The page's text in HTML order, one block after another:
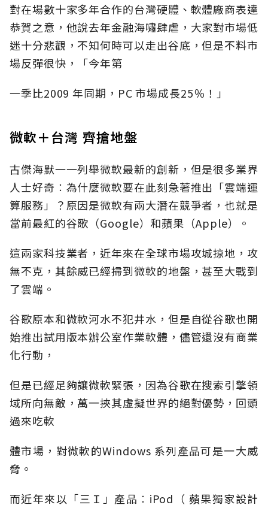
對在場數十家多年合作的台灣硬體、軟體廠商表達
恭賀之意，他說去年金融海嘯肆虐，大家對市場低
迷十分悲觀，不知何時可以走出谷底，但是不料市
場反彈很快，「今年第
一季比2009 年同期，PC 市場成長25％！」
微軟＋台灣 齊搶地盤
古傑海默一一列舉微軟最新的創新，但是很多業界
人士好奇︰為什麼微軟要在此刻急著推出「雲端運
算服務」？原因是微軟有兩大潛在競爭者，也就是
當前最紅的谷歌（Google）和蘋果（Apple）。
這兩家科技業者，近年來在全球市場攻城掠地，攻
無不克，其餘威已經掃到微軟的地盤，甚至大戰到
了雲端。
谷歌原本和微軟河水不犯井水，但是自從谷歌也開
始推出試用版本辦公室作業軟體，儘管還沒有商業
化行動，
但是已經足夠讓微軟緊張，因為谷歌在搜索引擎領
域所向無敵，萬一挾其虛擬世界的絕對優勢，回頭
過來吃軟
體市場，對微軟的Windows 系列產品可是一大威
脅。
而近年來以「三Ｉ」產品︰iPod（ 蘋果獨家設計